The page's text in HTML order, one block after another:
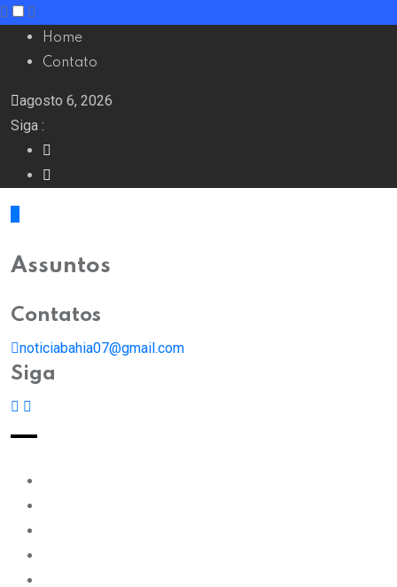
Home
Contato
agosto 6, 2026
Siga :
Assuntos
Contatos
noticiabahia07@gmail.com
Siga